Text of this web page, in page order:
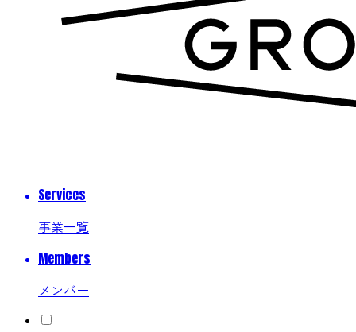
Services
事業一覧
Members
メンバー